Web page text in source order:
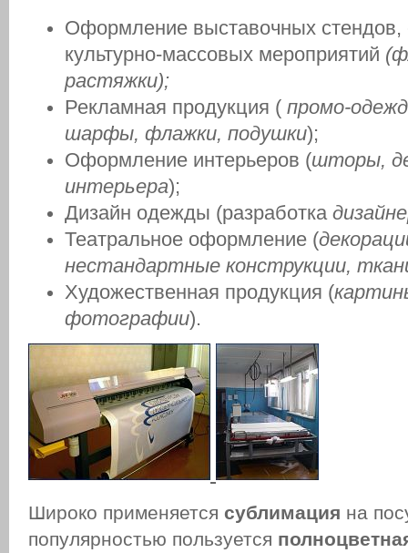
Оформление выставочных стендов,
культурно-массовых мероприятий
растяжки);
Рекламная продукция ( промо-
шарфы, флажки, подушки);
Оформление интерьеров (шторы,
интерьера);
Дизайн одежды (разработка
Театральное оформление (
нестандартные конструкции,
Художественная продукция (
фотографии).
Широко применяется сублимация на
популярностью пользуется